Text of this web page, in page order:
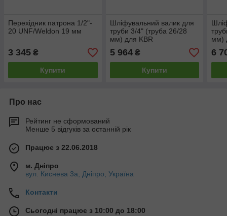
Перехідник патрона 1/2"-
20 UNF/Weldon 19 мм
3 345 ₴
Купити
Шліфувальний валик для
труби 3/4" (труба 26/28
мм) для KBR
5 964₴
Купити
мм)
6
Про нас
Рейтинг не сформований
Менше 5 відгуків за останній рік
Працює з 22.06.2018
м. Дніпро
вул. Киснева 3а, Дніпро, Україна
Контакти
Сьогодні працює з 10:00 до 18:00